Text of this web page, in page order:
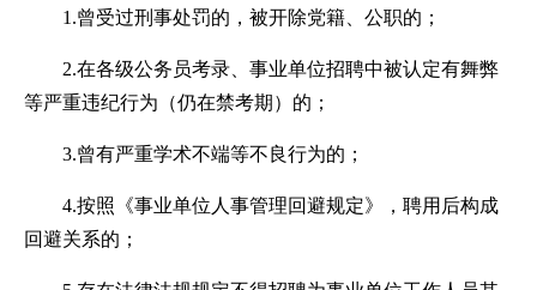
1.曾受过刑事处罚的，被开除党籍、公职的；
2.在各级公务员考录、事业单位招聘中被认定有舞弊
等严重违纪行为（仍在禁考期）的；
3.曾有严重学术不端等不良行为的；
4.按照《事业单位人事管理回避规定》，聘用后构成
回避关系的；